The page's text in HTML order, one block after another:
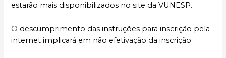
estarão mais disponibilizados no site da VUNESP.
O descumprimento das instruções para inscrição pela
internet implicará em não efetivação da inscrição.